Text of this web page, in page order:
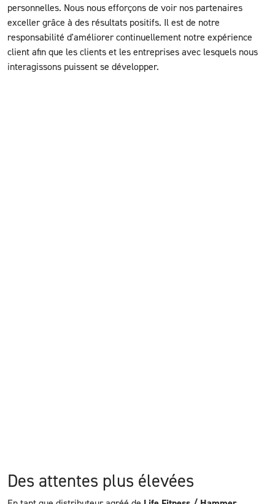
personnelles. Nous nous efforçons de voir nos partenaires
exceller grâce à des résultats positifs. Il est de notre
responsabilité d'améliorer continuellement notre expérience
client afin que les clients et les entreprises avec lesquels nous
interagissons puissent se développer.
Des attentes plus élevées